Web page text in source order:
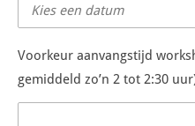
Voorkeur aanvangstijd
gemiddeld zo’n 2 tot 2:30